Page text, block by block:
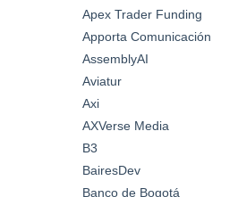
Apex Trader Funding
Apporta Comunicación
AssemblyAI
Aviatur
Axi
AXVerse Media
B3
BairesDev
Banco de Bogotá